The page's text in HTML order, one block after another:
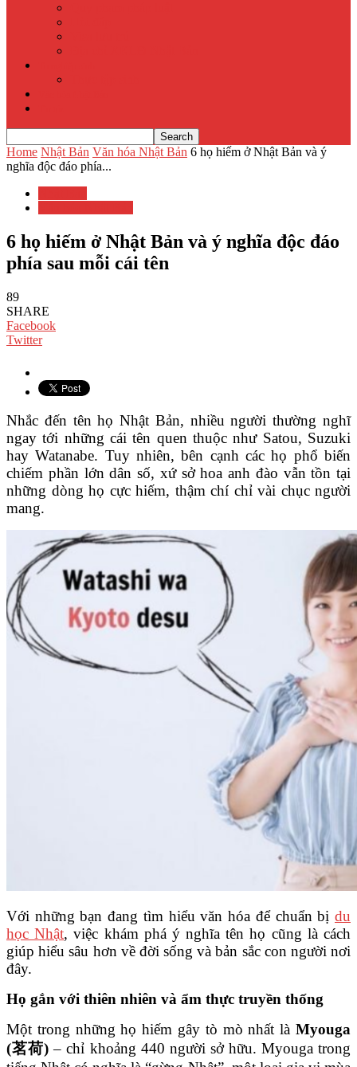
Home Nhật Bản Văn hóa Nhật Bản 6 họ hiếm ở Nhật Bản và ý
nghĩa độc đáo phía...
6 họ hiếm ở Nhật Bản và ý nghĩa độc đáo
phía sau mỗi cái tên
89
SHARE
Facebook
Twitter
Nhắc đến tên họ Nhật Bản, nhiều người thường nghĩ
ngay tới những cái tên quen thuộc như Satou, Suzuki
hay Watanabe. Tuy nhiên, bên cạnh các họ phổ biến
chiếm phần lớn dân số, xứ sở hoa anh đào vẫn tồn tại
những dòng họ cực hiếm, thậm chí chỉ vài chục người
mang.
Với những bạn đang tìm hiểu văn hóa để chuẩn bị du
học Nhật, việc khám phá ý nghĩa tên họ cũng là cách
giúp hiểu sâu hơn về đời sống và bản sắc con người nơi
đây.
Họ gắn với thiên nhiên và ẩm thực truyền thống
Một trong những họ hiếm gây tò mò nhất là Myouga
(茗荷) – chỉ khoảng 440 người sở hữu. Myouga trong